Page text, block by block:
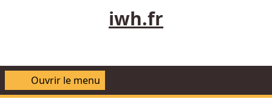
iwh.fr
Ouvrir le menuOuvrir